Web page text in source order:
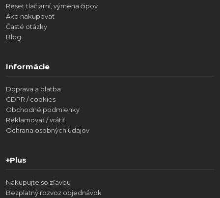
Reset tlačiarní, výmena čipov
Ako nakupovať
Časté otázky
Blog
Informácie
Doprava a platba
GDPR / cookies
Obchodné podmienky
Reklamovať / vrátiť
Ochrana osobných údajov
+Plus
Nakupujte so zľavou
Bezplatný rozvoz objednávok